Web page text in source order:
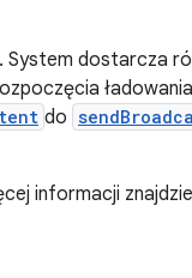
dostarcza
do
informacji